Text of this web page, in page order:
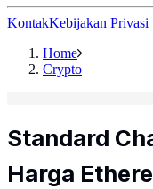
KontakKebijakan Privasi
Home
Crypto
Standard
Harga